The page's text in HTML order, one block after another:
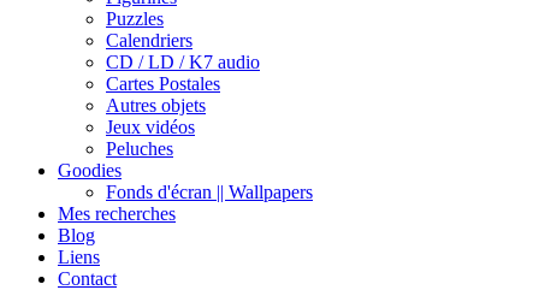
Puzzles
Calendriers
CD / LD / K7 audio
Cartes Postales
Autres objets
Jeux vidéos
Peluches
Goodies
Fonds d'écran || Wallpapers
Mes recherches
Blog
Liens
Contact